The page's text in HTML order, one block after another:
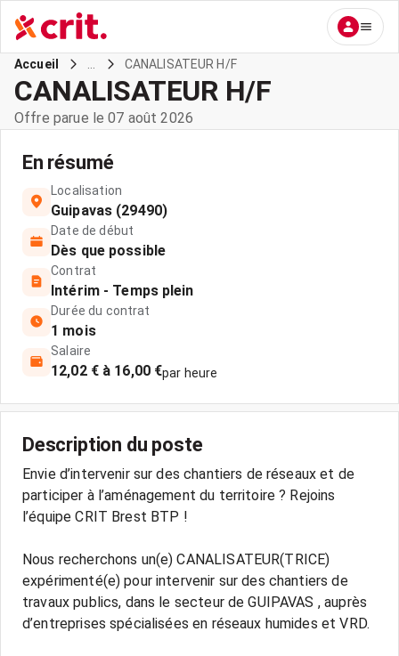
Accueil CANALISATEUR H/F
CANALISATEUR H/F
Offre parue le 07 août 2026
En résumé
Localisation
Guipavas (29490)
Date de début
Dès que possible
Contrat
Intérim - Temps plein
Durée du contrat
1 mois
Salaire
12,02 € à 16,00 €par heure
Description du poste
Envie d’intervenir sur des chantiers de réseaux et de
participer à l’aménagement du territoire ? Rejoins
l’équipe CRIT Brest BTP !
Nous recherchons un(e) CANALISATEUR(TRICE)
expérimenté(e) pour intervenir sur des chantiers de
travaux publics, dans le secteur de GUIPAVAS , auprès
d’entreprises spécialisées en réseaux humides et VRD.